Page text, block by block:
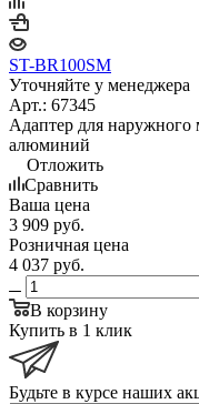
ST-BR100SM
Уточняйте у менеджера
Арт.: 67345
Адаптер для
алюминий
Отложить
Сравнить
Ваша цена
3 909 руб.
Розничная цена
4 037 руб.
В корзину
Купить в 1 клик
Будьте в курсе наших